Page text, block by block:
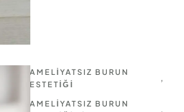
AMELIYATSIZ BURUN
ESTETIĞI
,
AMELIYATSIZ BURUN
,